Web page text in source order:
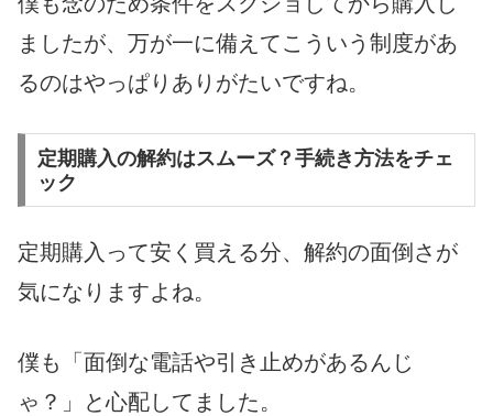
ましたが、万が一に備えてこういう制度があ
るのはやっぱりありがたいですね。
定期購入の解約はスムーズ？手続き方法をチェ
ック
定期購入って安く買える分、解約の面倒さが
気になりますよね。
僕も「面倒な電話や引き止めがあるんじ
ゃ？」と心配してました。